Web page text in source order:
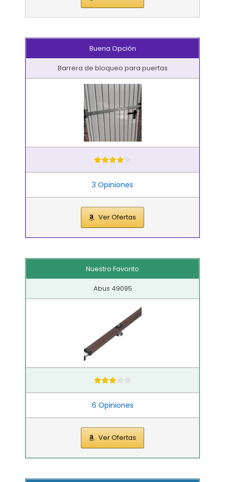
Buena Opción
Barrera de bloqueo para puertas
3 Opiniones
Ver Ofertas
Nuestro Favorito
Abus 49095
6 Opiniones
Ver Ofertas